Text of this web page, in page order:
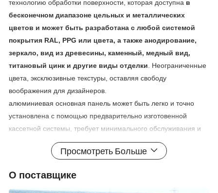
технологию обработки поверхности, которая доступна в
бесконечном диапазоне цельных и металлических
цветов и может быть разработана с любой системой
покрытия RAL, PPG или цвета, а также анодирование,
зеркало, вид из древесины, каменный, медный вид,
титановый цинк и другие виды отделки . Неограниченные
цвета, эксклюзивные текстуры, оставляя свободу
воображения для дизайнеров.
алюминиевая основная панель может быть легко и точно
установлена с помощью предварительно изготовенной
кассетной системы, требует минимального обслуживания и
поставляется с 15-летней гарантией.
Просмотреть Больше
О поставщике